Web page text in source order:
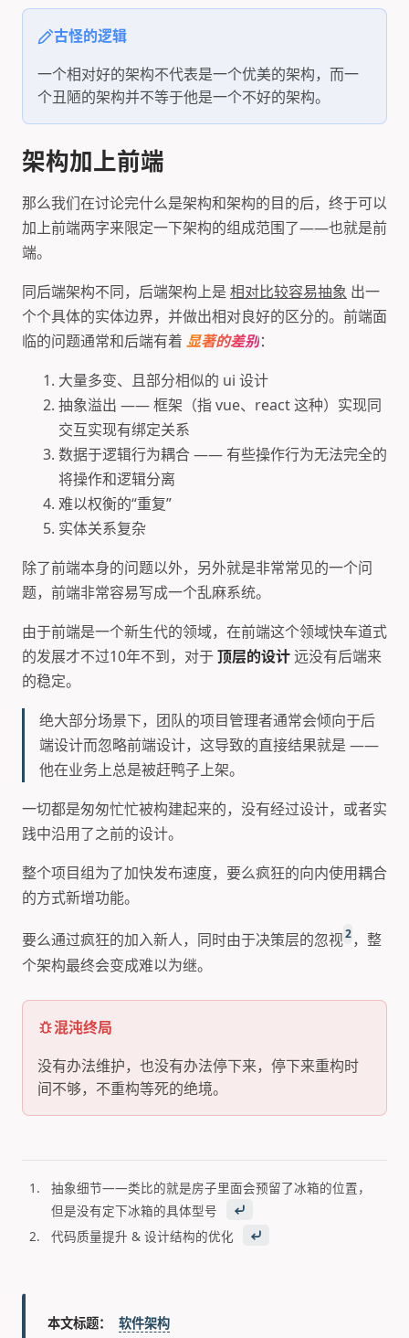
古怪的逻辑
一个相对好的架构不代表是一个优美的架构，而一
个丑陋的架构并不等于他是一个不好的架构。
架构加上前端
那么我们在讨论完什么是架构和架构的目的后，终于可以
加上前端两字来限定一下架构的组成范围了——也就是前
端。
同后端架构不同，后端架构上是 相对比较容易抽象 出一
个个具体的实体边界，并做出相对良好的区分的。前端面
临的问题通常和后端有着 显著的差别：
大量多变、且部分相似的 ui 设计
抽象溢出 —— 框架（指 vue、react 这种）实现同
交互实现有绑定关系
数据于逻辑行为耦合 —— 有些操作行为无法完全的
将操作和逻辑分离
难以权衡的“重复”
实体关系复杂
除了前端本身的问题以外，另外就是非常常见的一个问
题，前端非常容易写成一个乱麻系统。
由于前端是一个新生代的领域，在前端这个领域快车道式
的发展才不过10年不到，对于顶层的设计远没有后端来
的稳定。
绝大部分场景下，团队的项目管理者通常会倾向于后
端设计而忽略前端设计，这导致的直接结果就是 ——
他在业务上总是被赶鸭子上架。
一切都是匆匆忙忙被构建起来的，没有经过设计，或者实
践中沿用了之前的设计。
整个项目组为了加快发布速度，要么疯狂的向内使用耦合
的方式新增功能。
要么通过疯狂的加入新人，同时由于决策层的忽视2 ，整
个架构最终会变成难以为继。
混沌终局
没有办法维护，也没有办法停下来，停下来重构时
间不够，不重构等死的绝境。
o
t
抽象细节——类比的就是房子里面会预留了冰箱的位置，
但是没有定下冰箱的具体型号
代码质量提升 & 设计结构的优化
本文标题：
软件架构